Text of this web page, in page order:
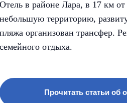
Отель в районе Лара, в 17 км
небольшую территорию,
пляжа организован трансфер.
семейного отдыха.
Прочитать статьи об